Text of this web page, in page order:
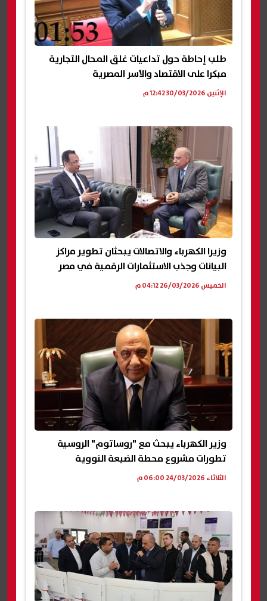
طلب إحاطة حول تداعيات غلق المحال التجارية
مبكرا على الاقتصاد والأسر المصرية
الإثنين 30/03/2026 12:42 م
وزيرا الكهرباء والاتصالات يبحثان تطوير مراكز
البيانات وجذب الاستثمارات الرقمية في مصر
الخميس 26/03/2026 04:12 م
وزير الكهرباء يبحث مع "روساتوم" الروسية
تطورات مشروع محطة الضبعة النووية
الثلاثاء 24/03/2026 06:00 م